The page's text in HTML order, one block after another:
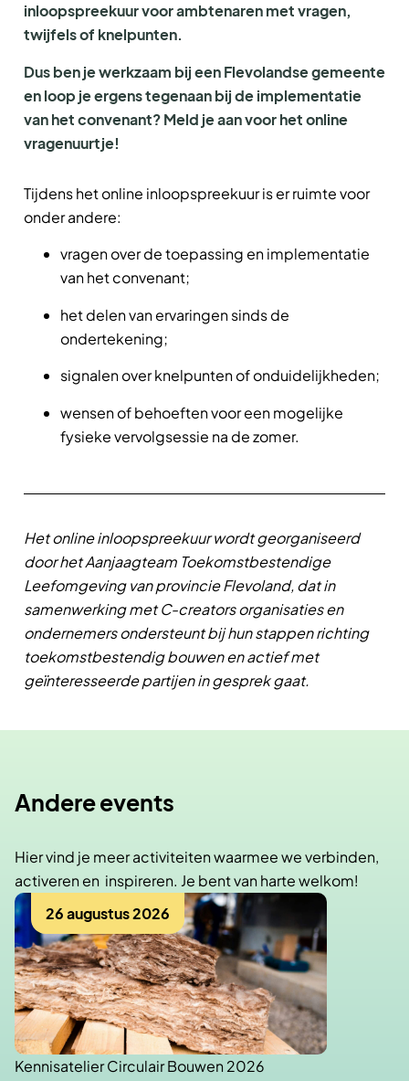
inloopspreekuur voor ambtenaren met vragen,
twijfels of knelpunten.
Dus ben je werkzaam bij een Flevolandse gemeente
en loop je ergens tegenaan bij de implementatie
van het convenant? Meld je aan voor het online
vragenuurtje!
Tijdens het online inloopspreekuur is er ruimte voor
onder andere:
vragen over de toepassing en implementatie
van het convenant;
het delen van ervaringen sinds de
ondertekening;
signalen over knelpunten of onduidelijkheden;
wensen of behoeften voor een mogelijke
fysieke vervolgsessie na de zomer.
Het online inloopspreekuur wordt georganiseerd
door het Aanjaagteam Toekomstbestendige
Leefomgeving van provincie Flevoland, dat in
samenwerking met C-creators organisaties en
ondernemers ondersteunt bij hun stappen richting
toekomstbestendig bouwen en actief met
geïnteresseerde partijen in gesprek gaat.
Andere events
Hier vind je meer activiteiten waarmee we verbinden,
activeren en inspireren. Je bent van harte welkom!
26 augustus 2026
Kennisatelier Circulair Bouwen 2026